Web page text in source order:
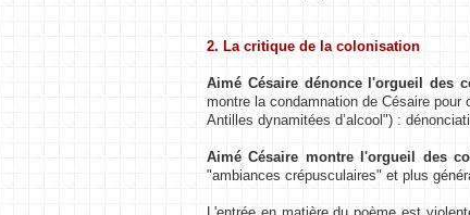
2. La critique de la colonisation
Aimé Césaire dénonce l'orgueil des
montre la condamnation de Césaire
Antilles dynamitées d’alcool") :
Aimé Césaire montre l'orgueil des
"ambiances crépusculaires" et plus